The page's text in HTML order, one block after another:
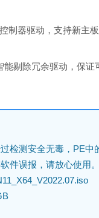
制器驱动，支持新主
能剔除冗余驱动，保证
检测安全无毒，PE中
件误报，请放心使用。